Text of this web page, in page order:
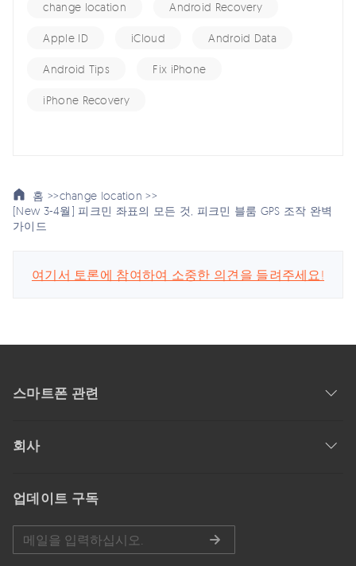
change location Android Recovery
Apple ID iCloud Android Data
Android Tips Fix iPhone
iPhone Recovery
홈 >>change location >>
[New 3-4월] 피크민 좌표의 모든 것, 피크민 블룸 GPS 조작 완벽
가이드
여기서 토론에 참여하여 소중한 의견을 들려주세요!
스마트폰 관련
회사
업데이트 구독